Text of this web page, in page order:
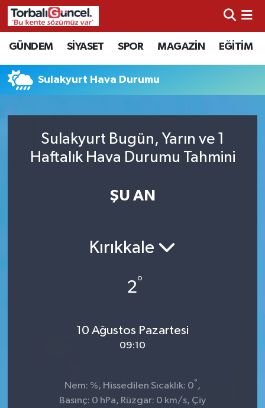
GÜNDEM SİYASET SPOR MAGAZİN EĞİTİM
Sulakyurt Hava Durumu
Sulakyurt Bugün, Yarın ve 1
Haftalık Hava Durumu Tahmini
ŞU AN
Kırıkkale
2°
10 Ağustos Pazartesi
09:10
Nem: %, Hissedilen Sıcaklık: 0° ,
Basınç: 0 hPa, Rüzgar: 0 km/s, Çiy
İzmir Nöbetçi Eczaneler
İzmir Hava Durumu
İzmir Trafik Yoğunluk Haritası
Süper Lig Puan Durumu ve Fikstür